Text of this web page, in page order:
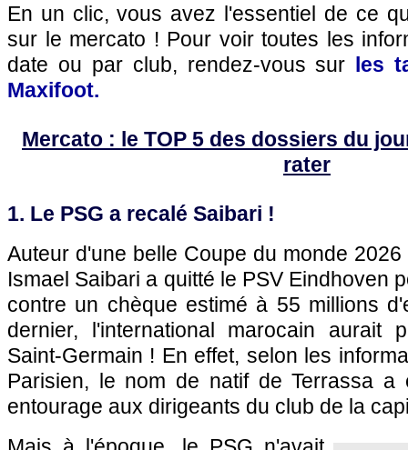
En un clic, vous avez l'essentiel de ce
sur le mercato ! Pour voir toutes les
date ou par club, rendez-vous sur les
Maxifoot.
Mercato : le TOP 5 des dossiers du
rater
1. Le PSG a recalé Saibari !
Auteur d'une belle Coupe du monde
Ismael Saibari a quitté le PSV Eindhoven
contre un chèque estimé à 55 millions
dernier, l'international marocain aurait
Saint-Germain ! En effet, selon les
Parisien, le nom de natif de Terrassa a
entourage aux dirigeants du club de la